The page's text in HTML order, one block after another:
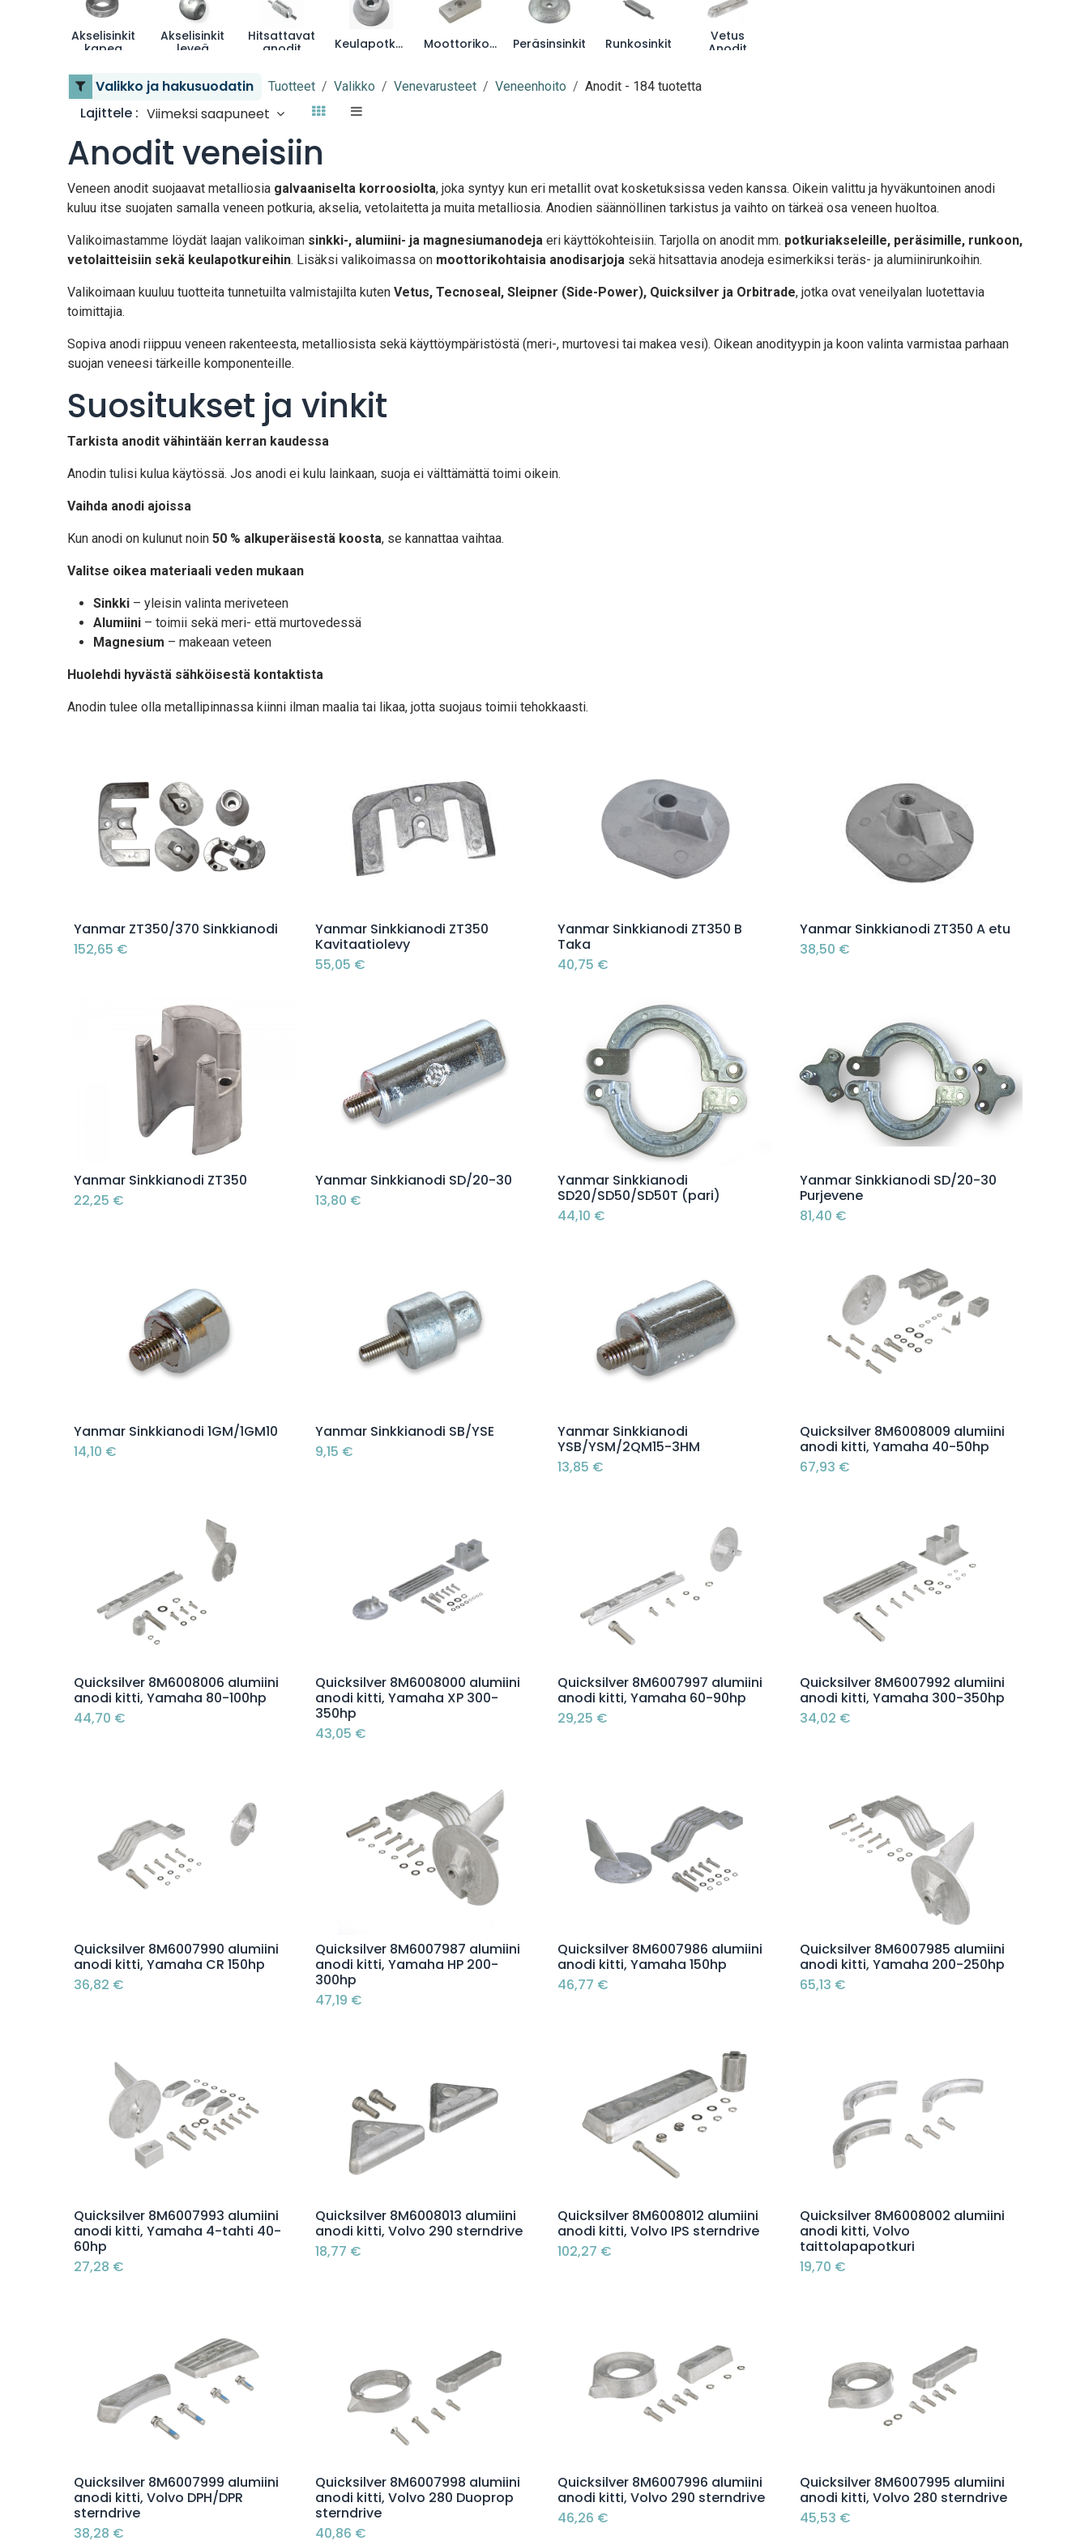
Akselisinkit
kapea
Akselisinkit
leveä
Hitsattavat
anodit
Keulapotkurianodit Moottorikohtaiset Peräsinsinkit Runkosinkit
Vetus
Anodit
Valikko ja hakusuodatin Tuotteet Valikko Venevarusteet Veneenhoito Anodit- 184 tuotetta
Lajittele : Viimeksi saapuneet
Anodit veneisiin
Veneen anodit suojaavat metalliosia galvaaniselta korroosiolta, joka syntyy kun eri metallit ovat kosketuksissa veden kanssa. Oikein valittu ja hyväkuntoinen anodi
kuluu itse suojaten samalla veneen potkuria, akselia, vetolaitetta ja muita metalliosia. Anodien säännöllinen tarkistus ja vaihto on tärkeä osa veneen huoltoa.
Valikoimastamme löydät laajan valikoiman sinkki-, alumiini- ja magnesiumanodejaeri käyttökohteisiin. Tarjolla on anodit mm. potkuriakseleille, peräsimille, runkoon,
vetolaitteisiin sekä keulapotkureihin. Lisäksi valikoimassa on moottorikohtaisia anodisarjojasekä hitsattavia anodeja esimerkiksi teräs- ja alumiinirunkoihin.
Valikoimaan kuuluu tuotteita tunnetuilta valmistajilta kuten Vetus, Tecnoseal, Sleipner (Side-Power), Quicksilver ja Orbitrade, jotka ovat veneilyalan luotettavia
toimittajia.
Sopiva anodi riippuu veneen rakenteesta, metalliosista sekä käyttöympäristöstä (meri-, murtovesi tai makea vesi). Oikean anodityypin ja koon valinta varmistaa parhaan
suojan veneesi tärkeille komponenteille.
Suositukset ja vinkit
Tarkista anodit vähintään kerran kaudessa
Anodin tulisi kulua käytössä. Jos anodi ei kulu lainkaan, suoja ei välttämättä toimi oikein.
Vaihda anodi ajoissa
Kun anodi on kulunut noin 50 % alkuperäisestä koosta, se kannattaa vaihtaa.
Valitse oikea materiaali veden mukaan
Sinkki– yleisin valinta meriveteen
Alumiini– toimii sekä meri- että murtovedessä
Magnesium – makeaan veteen
Huolehdi hyvästä sähköisestä kontaktista
Anodin tulee olla metallipinnassa kiinni ilman maalia tai likaa, jotta suojaus toimii tehokkaasti.
Lisää ostoskoriin
Yanmar ZT350/370 Sinkkianodi
152,65 €
Lisää ostoskoriin
Yanmar Sinkkianodi ZT350
Kavitaatiolevy
55,05 €
Lisää ostoskoriin
Yanmar Sinkkianodi ZT350 B
Taka
40,75 €
Lisää ostoskoriin
Yanmar Sinkkianodi ZT350 A etu
38,50 €
Lisää ostoskoriin
Yanmar Sinkkianodi ZT350
22,25 €
Lisää ostoskoriin
Yanmar Sinkkianodi SD/20-30
13,80 €
Lisää ostoskoriin
Yanmar Sinkkianodi
SD20/SD50/SD50T (pari)
44,10 €
Lisää ostoskoriin
Yanmar Sinkkianodi SD/20-30
Purjevene
81,40 €
Lisää ostoskoriin
Yanmar Sinkkianodi 1GM/1GM10
14,10 €
Lisää ostoskoriin
Yanmar Sinkkianodi SB/YSE
9,15 €
Lisää ostoskoriin
Yanmar Sinkkianodi
YSB/YSM/2QM15-3HM
13,85 €
Lisää ostoskoriin
Quicksilver 8M6008009 alumiini
anodi kitti, Yamaha 40-50hp
67,93 €
Lisää ostoskoriin
Quicksilver 8M6008006 alumiini
anodi kitti, Yamaha 80-100hp
44,70 €
Lisää ostoskoriin
Quicksilver 8M6008000 alumiini
anodi kitti, Yamaha XP 300-
350hp
43,05 €
Lisää ostoskoriin
Quicksilver 8M6007997 alumiini
anodi kitti, Yamaha 60-90hp
29,25 €
Lisää ostoskoriin
Quicksilver 8M6007992 alumiini
anodi kitti, Yamaha 300-350hp
34,02 €
Lisää ostoskoriin
Quicksilver 8M6007990 alumiini
anodi kitti, Yamaha CR 150hp
36,82 €
Lisää ostoskoriin
Quicksilver 8M6007987 alumiini
anodi kitti, Yamaha HP 200-
300hp
47,19 €
Lisää ostoskoriin
Quicksilver 8M6007986 alumiini
anodi kitti, Yamaha 150hp
46,77 €
Lisää ostoskoriin
Quicksilver 8M6007985 alumiini
anodi kitti, Yamaha 200-250hp
65,13 €
Lisää ostoskoriin
Quicksilver 8M6007993 alumiini
anodi kitti, Yamaha 4-tahti 40-
60hp
27,28 €
Lisää ostoskoriin
Quicksilver 8M6008013 alumiini
anodi kitti, Volvo 290 sterndrive
18,77 €
Lisää ostoskoriin
Quicksilver 8M6008012 alumiini
anodi kitti, Volvo IPS sterndrive
102,27 €
Lisää ostoskoriin
Quicksilver 8M6008002 alumiini
anodi kitti, Volvo
taittolapapotkuri
19,70 €
Lisää ostoskoriin
Quicksilver 8M6007999 alumiini
anodi kitti, Volvo DPH/DPR
sterndrive
38,28 €
Lisää ostoskoriin
Quicksilver 8M6007998 alumiini
anodi kitti, Volvo 280 Duoprop
sterndrive
40,86 €
Lisää ostoskoriin
Quicksilver 8M6007996 alumiini
anodi kitti, Volvo 290 sterndrive
46,26 €
Lisää ostoskoriin
Quicksilver 8M6007995 alumiini
anodi kitti, Volvo 280 sterndrive
45,53 €